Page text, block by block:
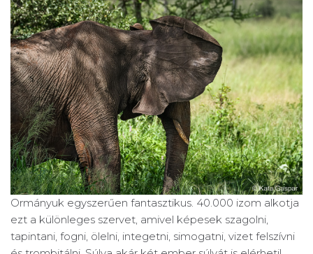
Ormányuk egyszerűen fantasztikus. 40.000 izom alkotja
ezt a különleges szervet, amivel képesek szagolni,
tapintani, fogni, ölelni, integetni, simogatni, vizet felszívni